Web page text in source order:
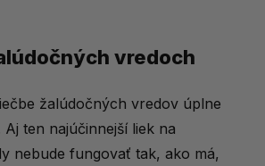
vredoch
žalúdočných vredov úplne
ten najúčinnejší liek na
nebude fungovať tak, ako má,